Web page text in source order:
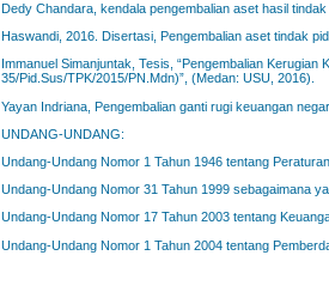
Dedy Chandara, kendala pengembalian aset hasil
Haswandi, 2016. Disertasi, Pengembalian aset tindak
Immanuel Simanjuntak, Tesis, “Pengembalian
35/Pid.Sus/TPK/2015/PN.Mdn)”, (Medan: USU, 2016).
Yayan Indriana, Pengembalian ganti rugi keuangan
UNDANG-UNDANG:
Undang-Undang Nomor 1 Tahun 1946 tentang
Undang-Undang Nomor 31 Tahun 1999 sebagaimana
Undang-Undang Nomor 17 Tahun 2003 tentang
Undang-Undang Nomor 1 Tahun 2004 tentang